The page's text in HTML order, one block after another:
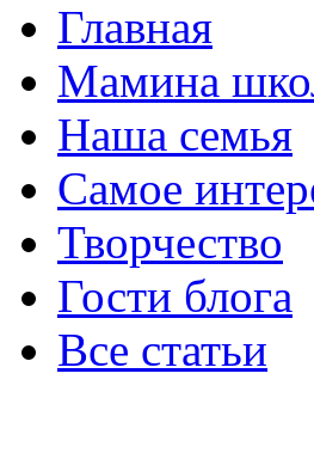
Главная
Мамина
Наша семья
Самое
Творчество
Гости блога
Все статьи